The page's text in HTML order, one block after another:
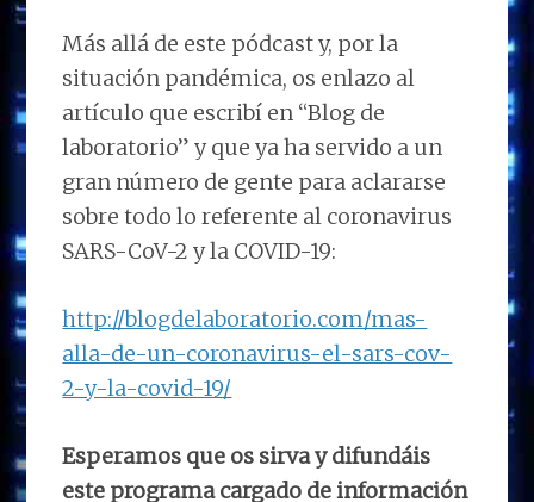
Más allá de este pódcast y, por la
situación pandémica, os enlazo al
artículo que escribí en “Blog de
laboratorio” y que ya ha servido a un
gran número de gente para aclararse
sobre todo lo referente al coronavirus
SARS-CoV-2 y la COVID-19:
http://blogdelaboratorio.com/mas-
alla-de-un-coronavirus-el-sars-cov-
2-y-la-covid-19/
Esperamos que os sirva y difundáis
este programa cargado de información